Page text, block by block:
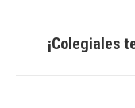
¡Colegiales